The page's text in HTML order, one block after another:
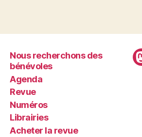
Nous recherchons des
bénévoles
Agenda
Revue
Numéros
Librairies
Acheter la revue